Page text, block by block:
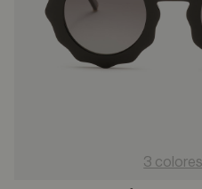
3 colores